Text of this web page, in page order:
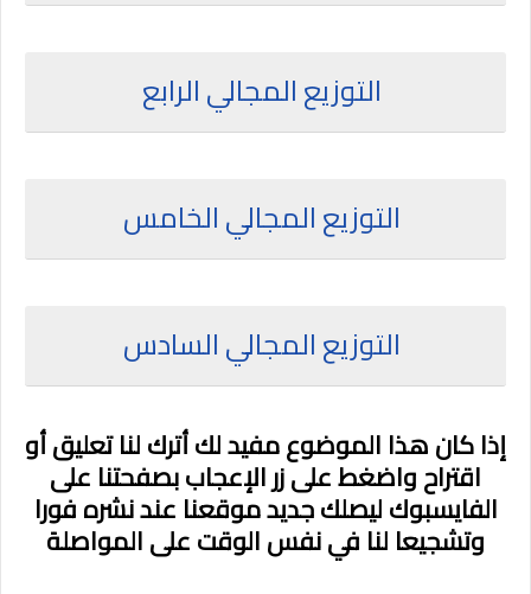
التوزيع المجالي الرابع
التوزيع المجالي الخامس
التوزيع المجالي السادس
إذا كان هذا الموضوع مفيد لك أترك لنا تعليق أو
اقتراح واضغط على زر الإعجاب بصفحتنا على
الفايسبوك ليصلك جديد موقعنا عند نشره فورا
وتشجيعا لنا في نفس الوقت على المواصلة